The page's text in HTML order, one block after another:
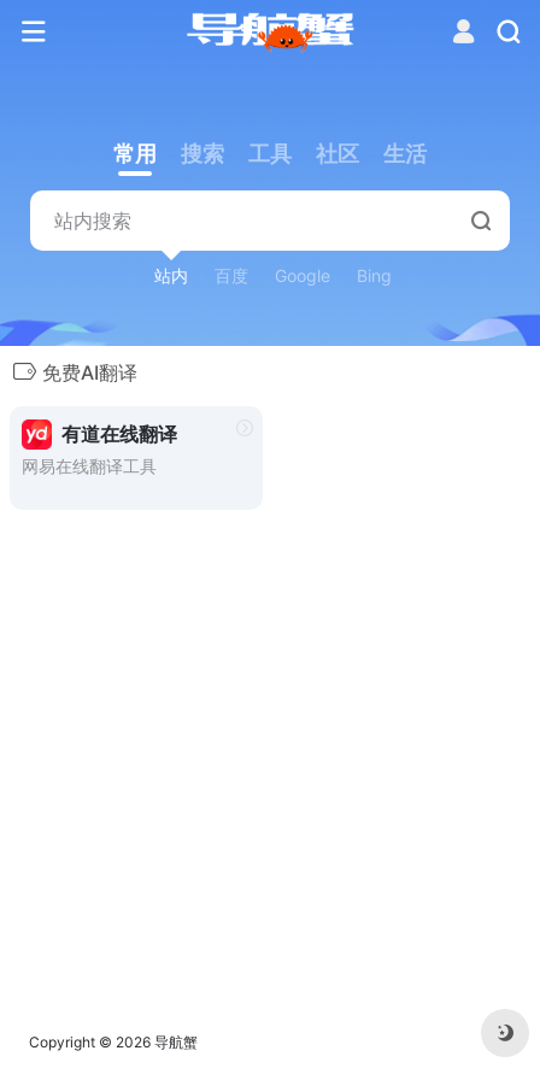
常用 搜索 工具 社区 生活
站内 百度 Google Bing
免费AI翻译
有道在线翻译
网易在线翻译工具
Copyright © 2026 导航蟹